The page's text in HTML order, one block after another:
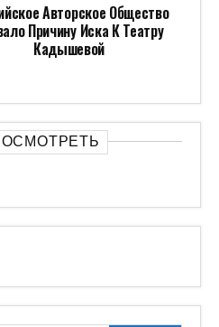
Авторское Общество
Причину Иска К Театру
Кадышевой